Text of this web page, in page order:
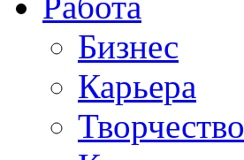
Бизнес
Карьера
Творчество